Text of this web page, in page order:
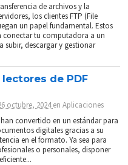
de archivos y la
los clientes FTP (File
un papel fundamental. Estos
conectar tu computadora a un
subir, descargar y gestionar
de PDF
octubre, 2024enAplicaciones
convertido en un estándar para
digitales gracias a su
en el formato. Ya sea para
o personales, disponer